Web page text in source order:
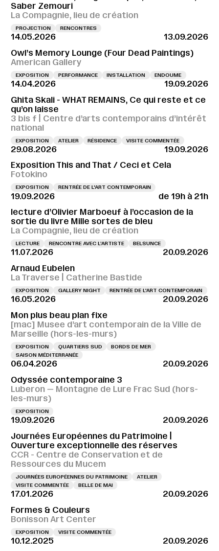
Saber Zemouri
La Compagnie, lieu de création
PROJECTION RENCONTRES
14.05.2026
13.09.2026
Owl’s Memory Lounge (Four Dead Paintings)
American Gallery
EXPOSITION PERFORMANCE INSTALLATION ENDOUME
14.04.2026
19.09.2026
Ghita Skali - WHAT REMAINS, Ce qui reste et ce
qu’on laisse
3 bis f | Centre d’arts contemporains d’intérêt
national
EXPOSITION ATELIER RÉSIDENCE VISITE COMMENTÉE
29.08.2026
19.09.2026
Exposition This and That / Ceci et Cela
Fotokino
EXPOSITION RENTRÉE DE L'ART CONTEMPORAIN
19.09.2026
de 19h à 21h
lecture d’Olivier Marboeuf à l’occasion de la
sortie du livre Mille sortes de bleu
La Compagnie, lieu de création
LECTURE RENCONTRE AVEC L’ARTISTE BELSUNCE
11.07.2026
20.09.2026
Arnaud Eubelen
La Traverse | Catherine Bastide
EXPOSITION GALLERY NIGHT RENTRÉE DE L'ART CONTEMPORAIN
16.05.2026
20.09.2026
Mon plus beau plan fixe
[mac] Musee d’art contemporain de la Ville de
Marseille (hors-les-murs)
EXPOSITION QUARTIERS SUD
BORDS DE MER
SAISON MÉDITERRANÉE
06.04.2026
20.09.2026
Odyssée contemporaine 3
Luberon — Montagne de Lure Frac Sud (hors-
les-murs)
EXPOSITION
19.09.2026
20.09.2026
Journées Européennes du Patrimoine |
Ouverture exceptionnelle des réserves
CCR - Centre de Conservation et de
Ressources du Mucem
JOURNÉES EUROPÉENNES DU PATRIMOINE
ATELIER
VISITE COMMENTÉE
BELLE DE MAI
17.01.2026
20.09.2026
Formes & Couleurs
Bonisson Art Center
EXPOSITION VISITE COMMENTÉE
10.12.2025
20.09.2026